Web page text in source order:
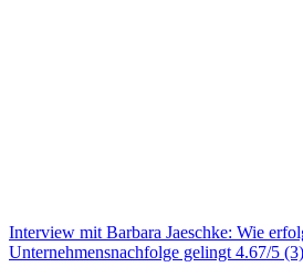
Interview mit Barbara Jaeschke: Wie
Unternehmensnachfolge gelingt 4.67/5 (3)